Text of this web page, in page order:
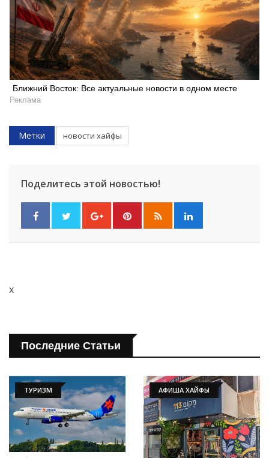
Ближний Восток: Все актуальные новости в одном месте
Реклама
Метки новости хайфы
Поделитесь этой новостью!
x
Последние Статьи
ТУРИЗМ АФИША ХАЙФЫ